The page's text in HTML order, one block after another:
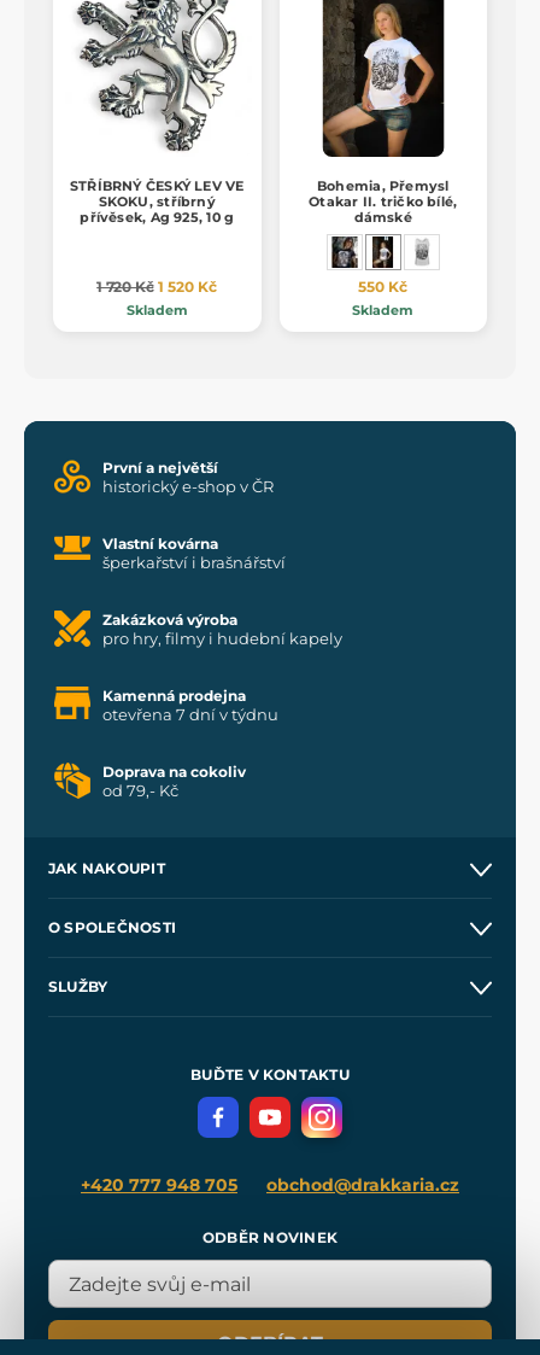
STŘÍBRNÝ ČESKÝ LEV VE
SKOKU, stříbrný
přívěsek, Ag 925, 10 g
1 720 Kč 1 520 Kč
Skladem
Bohemia, Přemysl
Otakar II. tričko bílé,
dámské
550 Kč
Skladem
První a největší
historický e-shop v ČR
Vlastní kovárna
šperkařství i brašnářství
Zakázková výroba
pro hry, filmy i hudební kapely
Kamenná prodejna
otevřena 7 dní v týdnu
Doprava na cokoliv
od 79,- Kč
JAK NAKOUPIT
Velkoobchod
O SPOLEČNOSTI
SLUŽBY
Meče pro Kingdom Come
BUĎTE V KONTAKTU
+420 777 948 705 obchod@drakkaria.cz
ODBĚR NOVINEK
ODEBÍRAT